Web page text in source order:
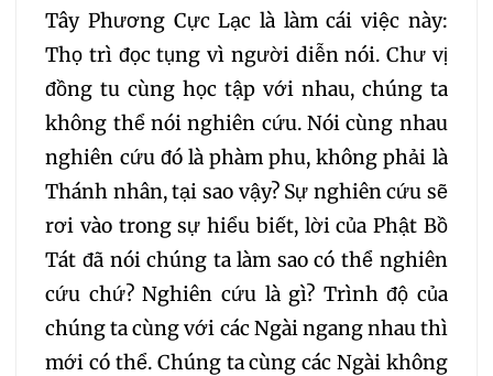
Tây Phương Cực Lạc là làm cái việc này:
Thọ trì đọc tụng vì người diễn nói. Chư vị
đồng tu cùng học tập với nhau, chúng ta
không thể nói nghiên cứu. Nói cùng nhau
nghiên cứu đó là phàm phu, không phải là
Thánh nhân, tại sao vậy? Sự nghiên cứu sẽ
rơi vào trong sự hiểu biết, lời của Phật Bồ
Tát đã nói chúng ta làm sao có thể nghiên
cứu chứ? Nghiên cứu là gì? Trình độ của
chúng ta cùng với các Ngài ngang nhau thì
mới có thể. Chúng ta cùng các Ngài không